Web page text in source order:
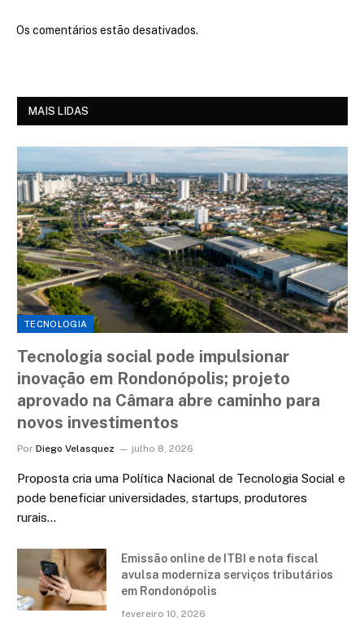
Os comentários estão desativados.
MAIS LIDAS
TECNOLOGIA
Tecnologia social pode impulsionar
inovação em Rondonópolis; projeto
aprovado na Câmara abre caminho para
novos investimentos
Por Diego Velasquez julho 8, 2026
Proposta cria uma Política Nacional de Tecnologia Social e
pode beneficiar universidades, startups, produtores
rurais…
Emissão online de ITBI e nota fiscal
avulsa moderniza serviços tributários
em Rondonópolis
fevereiro 10, 2026